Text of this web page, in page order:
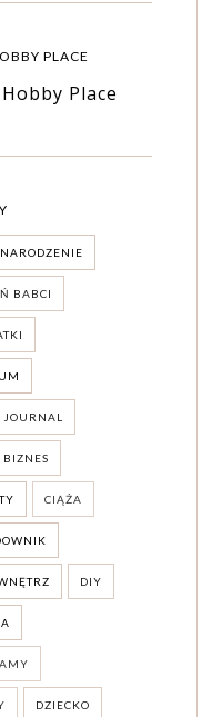
PLACE
BABCI
JOURNAL
BIZNES
CIĄŻA
DIY
DZIECKO